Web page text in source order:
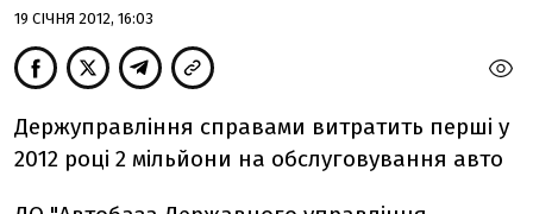
19 СІЧНЯ 2012, 16:03
Держуправління справами витратить перші у
2012 році 2 мільйони на обслуговування авто